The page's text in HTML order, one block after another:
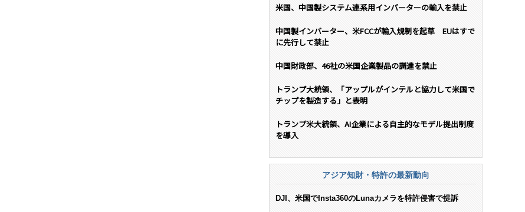
米国、中国製システム連系用インバーターの輸入を禁止
中国製インバーター、米FCCが輸入規制を起草 EUはすで
に先行して禁止
中国財政部、46社の米国企業製品の調達を禁止
トランプ大統領、「アップルがインテルと協力して米国で
チップを製造する」と表明
トランプ米大統領、AI企業による自主的なモデル提出制度
を導入
アジア知財・特許の最新動向
DJI、米国でInsta360のLunaカメラを特許侵害で提訴